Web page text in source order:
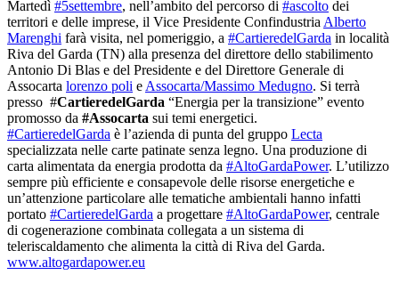
Martedì #5settembre, nell’ambito del percorso di #ascolto dei
territori e delle imprese, il Vice Presidente Confindustria Alberto
Marenghi farà visita, nel pomeriggio, a #CartieredelGarda in località
Riva del Garda (TN) alla presenza del direttore dello stabilimento
Antonio Di Blas e del Presidente e del Direttore Generale di
Assocarta lorenzo poli e Assocarta/Massimo Medugno. Si terrà
presso #CartieredelGarda “Energia per la transizione” evento
promosso da #Assocarta sui temi energetici.
#CartieredelGarda è l’azienda di punta del gruppo Lecta
specializzata nelle carte patinate senza legno. Una produzione di
carta alimentata da energia prodotta da #AltoGardaPower. L’utilizzo
sempre più efficiente e consapevole delle risorse energetiche e
un’attenzione particolare alle tematiche ambientali hanno infatti
portato #CartieredelGarda a progettare #AltoGardaPower, centrale
di cogenerazione combinata collegata a un sistema di
teleriscaldamento che alimenta la città di Riva del Garda.
www.altogardapower.eu